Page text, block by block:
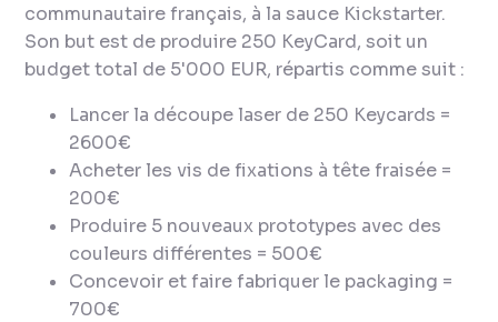
communautaire français, à la sauce Kickstarter.
Son but est de produire 250 KeyCard, soit un
budget total de 5'000 EUR, répartis comme suit :
Lancer la découpe laser de 250 Keycards =
2600€
Acheter les vis de fixations à tête fraisée =
200€
Produire 5 nouveaux prototypes avec des
couleurs différentes = 500€
Concevoir et faire fabriquer le packaging =
700€